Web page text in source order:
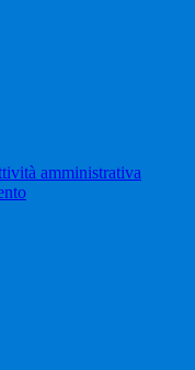
amministrativa